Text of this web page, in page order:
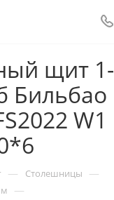
щит 1-
Бильбао
W1
— Столешницы —
—